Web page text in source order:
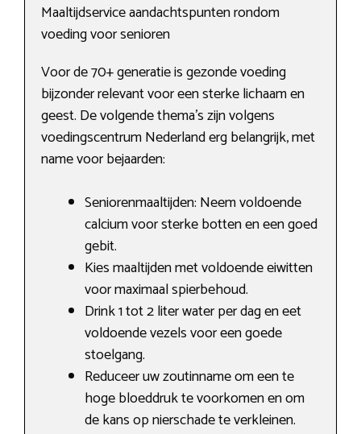
Maaltijdservice aandachtspunten rondom
voeding voor senioren
Voor de 70+ generatie is gezonde voeding
bijzonder relevant voor een sterke lichaam en
geest. De volgende thema’s zijn volgens
voedingscentrum Nederland erg belangrijk, met
name voor bejaarden:
Seniorenmaaltijden: Neem voldoende
calcium voor sterke botten en een goed
gebit.
Kies maaltijden met voldoende eiwitten
voor maximaal spierbehoud.
Drink 1 tot 2 liter water per dag en eet
voldoende vezels voor een goede
stoelgang.
Reduceer uw zoutinname om een te
hoge bloeddruk te voorkomen en om
de kans op nierschade te verkleinen.